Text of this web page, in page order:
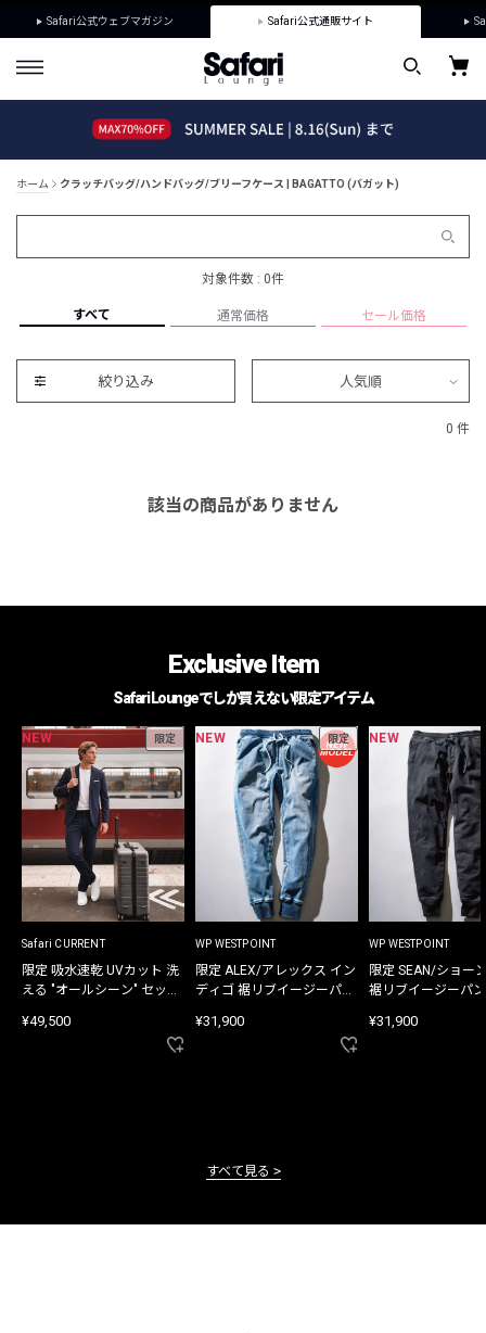
Safari公式ウェブマガジン Safari公式通販サイト
ホーム クラッチバッグ/ハンドバッグ/ブリーフケース | BAGATTO (バガット)
対象件数 : 0件
すべて 通常価格 セール価格
絞り込み 人気順
0 件
該当の商品がありません
Exclusive Item
Safari Loungeでしか買えない限定アイテム
NEW 限定
Safari CURRENT
限定 吸水速乾 UVカット 洗
える "オールシーン" セット
¥49,500
NEW 限定
WP WESTPOINT
限定 ALEX/アレックス イン
ディゴ 裾リブイージーパン
¥31,900
NEW
WP WESTPOINT
限定 SEAN/ショー
裾リブイージーパ
¥31,900
すべて見る